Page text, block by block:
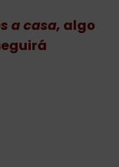
a casa, algo